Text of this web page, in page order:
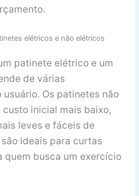
elétricos e não elétricos
patinete elétrico e um
de várias
Os patinetes não
inicial mais baixo,
leves e fáceis de
ideais para curtas
quem busca um exercício